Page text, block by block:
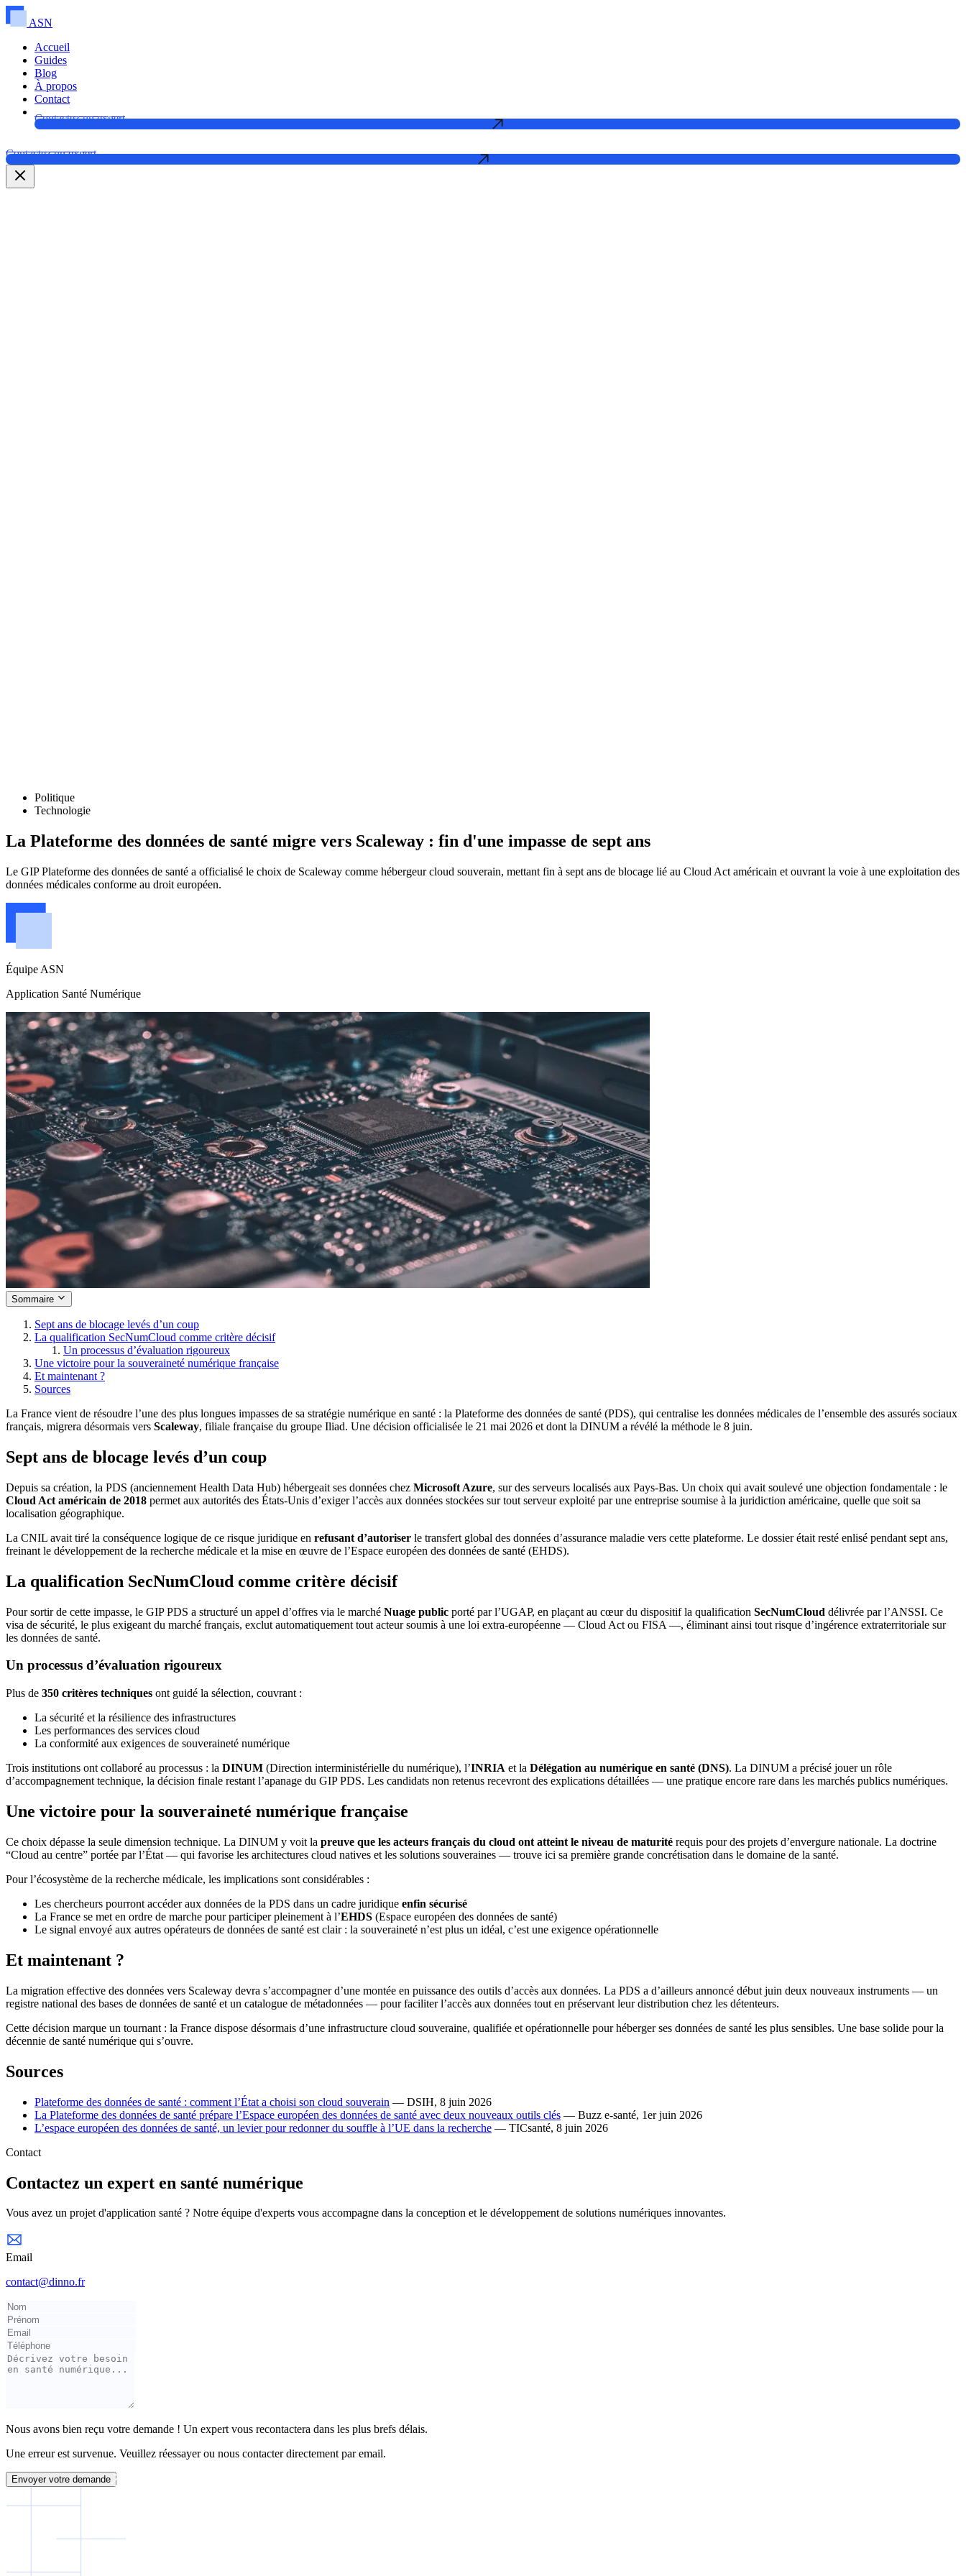
ASN
Accueil
Guides
Blog
À propos
Contact
Contactez un expert
Contactez un expert
Politique
Technologie
La Plateforme des données de santé migre vers Scaleway : fin d'une impasse de sept ans
Le GIP Plateforme des données de santé a officialisé le choix de Scaleway comme hébergeur cloud souverain, mettant fin à sept ans de blocage lié au Cloud Act américain et ouvrant la voie à une exploitation des
données médicales conforme au droit européen.
Équipe ASN
Application Santé Numérique
Sommaire
Sept ans de blocage levés d’un coup
La qualification SecNumCloud comme critère décisif
Un processus d’évaluation rigoureux
Une victoire pour la souveraineté numérique française
Et maintenant ?
Sources
La France vient de résoudre l’une des plus longues impasses de sa stratégie numérique en santé : la Plateforme des données de santé (PDS), qui centralise les données médicales de l’ensemble des assurés sociaux
français, migrera désormais vers Scaleway, filiale française du groupe Iliad. Une décision officialisée le 21 mai 2026 et dont la DINUM a révélé la méthode le 8 juin.
Sept ans de blocage levés d’un coup
Depuis sa création, la PDS (anciennement Health Data Hub) hébergeait ses données chez Microsoft Azure, sur des serveurs localisés aux Pays-Bas. Un choix qui avait soulevé une objection fondamentale : le
Cloud Act américain de 2018 permet aux autorités des États-Unis d’exiger l’accès aux données stockées sur tout serveur exploité par une entreprise soumise à la juridiction américaine, quelle que soit sa
localisation géographique.
La CNIL avait tiré la conséquence logique de ce risque juridique en refusant d’autoriser le transfert global des données d’assurance maladie vers cette plateforme. Le dossier était resté enlisé pendant sept ans,
freinant le développement de la recherche médicale et la mise en œuvre de l’Espace européen des données de santé (EHDS).
La qualification SecNumCloud comme critère décisif
Pour sortir de cette impasse, le GIP PDS a structuré un appel d’offres via le marché Nuage public porté par l’UGAP, en plaçant au cœur du dispositif la qualification SecNumCloud délivrée par l’ANSSI. Ce
visa de sécurité, le plus exigeant du marché français, exclut automatiquement tout acteur soumis à une loi extra-européenne — Cloud Act ou FISA —, éliminant ainsi tout risque d’ingérence extraterritoriale sur
les données de santé.
Un processus d’évaluation rigoureux
Plus de 350 critères techniques ont guidé la sélection, couvrant :
La sécurité et la résilience des infrastructures
Les performances des services cloud
La conformité aux exigences de souveraineté numérique
Trois institutions ont collaboré au processus : la DINUM (Direction interministérielle du numérique), l’INRIA et la Délégation au numérique en santé (DNS). La DINUM a précisé jouer un rôle
d’accompagnement technique, la décision finale restant l’apanage du GIP PDS. Les candidats non retenus recevront des explications détaillées — une pratique encore rare dans les marchés publics numériques.
Une victoire pour la souveraineté numérique française
Ce choix dépasse la seule dimension technique. La DINUM y voit la preuve que les acteurs français du cloud ont atteint le niveau de maturité requis pour des projets d’envergure nationale. La doctrine
“Cloud au centre” portée par l’État — qui favorise les architectures cloud natives et les solutions souveraines — trouve ici sa première grande concrétisation dans le domaine de la santé.
Pour l’écosystème de la recherche médicale, les implications sont considérables :
Les chercheurs pourront accéder aux données de la PDS dans un cadre juridique enfin sécurisé
La France se met en ordre de marche pour participer pleinement à l’EHDS (Espace européen des données de santé)
Le signal envoyé aux autres opérateurs de données de santé est clair : la souveraineté n’est plus un idéal, c’est une exigence opérationnelle
Et maintenant ?
La migration effective des données vers Scaleway devra s’accompagner d’une montée en puissance des outils d’accès aux données. La PDS a d’ailleurs annoncé début juin deux nouveaux instruments — un
registre national des bases de données de santé et un catalogue de métadonnées — pour faciliter l’accès aux données tout en préservant leur distribution chez les détenteurs.
Cette décision marque un tournant : la France dispose désormais d’une infrastructure cloud souveraine, qualifiée et opérationnelle pour héberger ses données de santé les plus sensibles. Une base solide pour la
décennie de santé numérique qui s’ouvre.
Sources
Plateforme des données de santé : comment l’État a choisi son cloud souverain — DSIH, 8 juin 2026
La Plateforme des données de santé prépare l’Espace européen des données de santé avec deux nouveaux outils clés — Buzz e-santé, 1er juin 2026
L’espace européen des données de santé, un levier pour redonner du souffle à l’UE dans la recherche — TICsanté, 8 juin 2026
Contact
Contactez un expert en santé numérique
Vous avez un projet d'application santé ? Notre équipe d'experts vous accompagne dans la conception et le développement de solutions numériques innovantes.
Email
contact@dinno.fr
Nous avons bien reçu votre demande ! Un expert vous recontactera dans les plus brefs délais.
Une erreur est survenue. Veuillez réessayer ou nous contacter directement par email.
Envoyer votre demande